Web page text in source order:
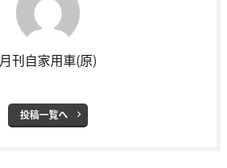
月刊自家用車(原)
投稿一覧へ